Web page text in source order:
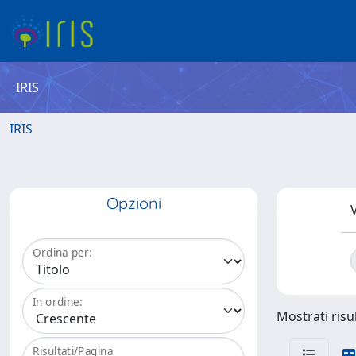
IRIS
IRIS
Opzioni
Ordina per:
In ordine:
Risultati/Pagina
Mostrati